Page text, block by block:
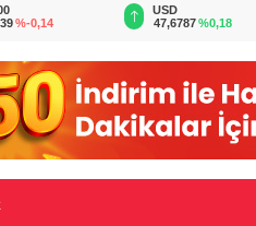
%0,18
EUR
55,1254 %0,32